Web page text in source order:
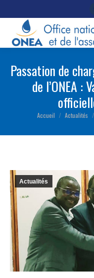
Passation de
de l’ONEA :
Vous êtes ici :
Accueil Actualités
Actualités